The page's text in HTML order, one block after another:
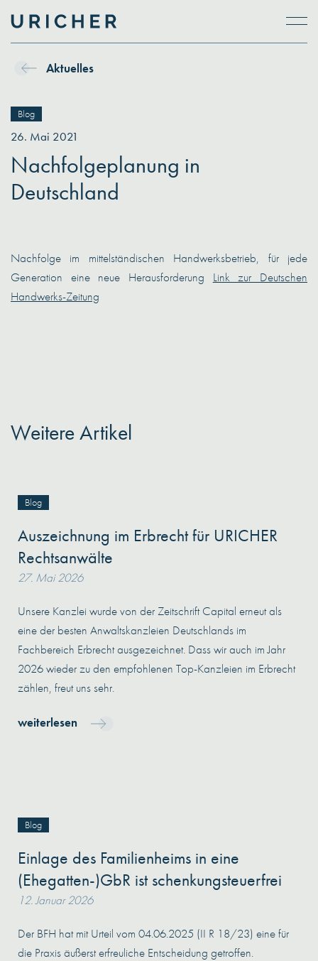
Aktuelles
Blog
26. Mai 2021
Nachfolgeplanung in
Deutschland
Nachfolge im mittelständischen Handwerksbetrieb, für jede
Generation eine neue Herausforderung Link zur Deutschen
Handwerks-Zeitung
Weitere Artikel
Blog
Auszeichnung im Erbrecht für URICHER
Rechtsanwälte
27. Mai 2026
Unsere Kanzlei wurde von der Zeitschrift Capital erneut als
eine der besten Anwaltskanzleien Deutschlands im
Fachbereich Erbrecht ausgezeichnet. Dass wir auch im Jahr
2026 wieder zu den empfohlenen Top-Kanzleien im Erbrecht
zählen, freut uns sehr.
weiterlesen
Blog
Einlage des Familienheims in eine
(Ehegatten-)GbR ist schenkungsteuerfrei
12. Januar 2026
Der BFH hat mit Urteil vom 04.06.2025 (II R 18/23) eine für
die Praxis äußerst erfreuliche Entscheidung getroffen.